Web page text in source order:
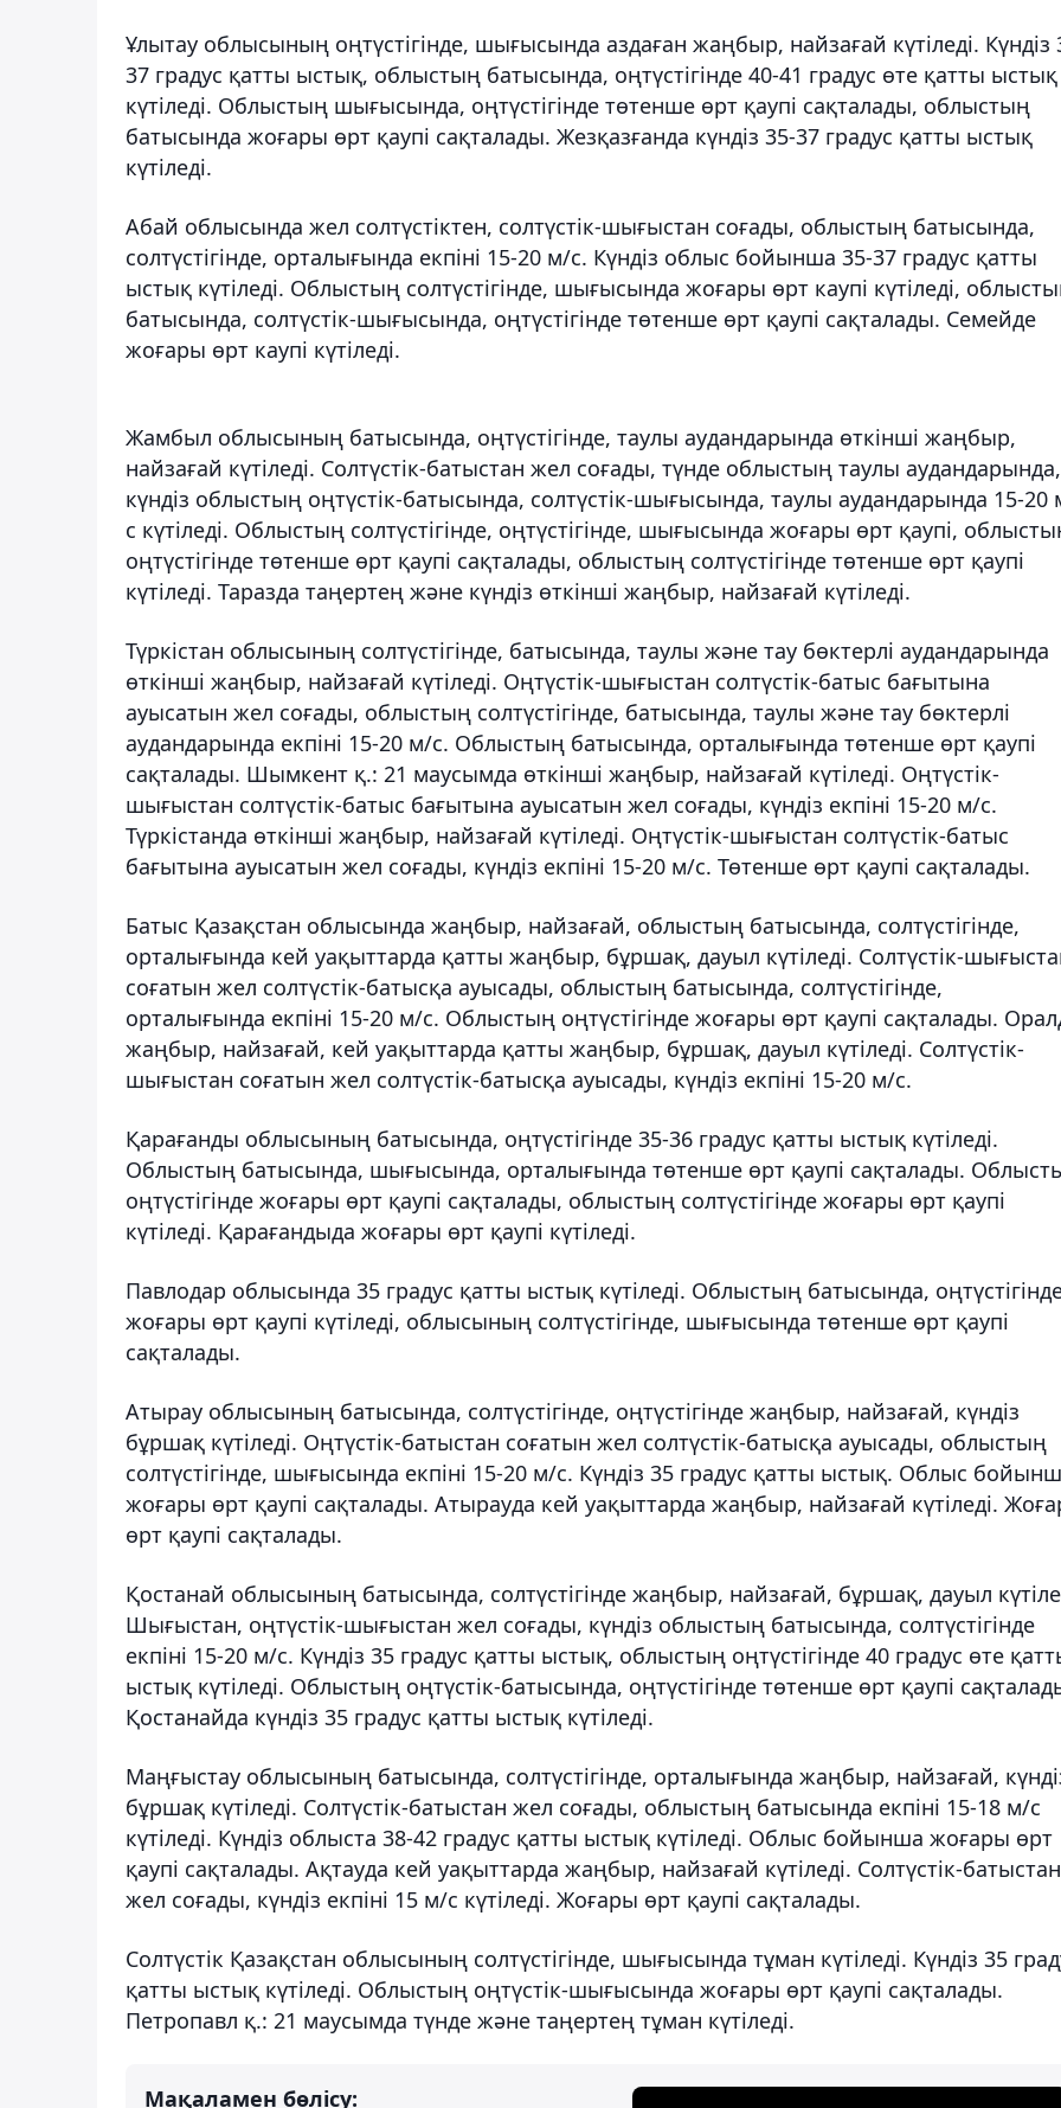
Ұлытау облысының оңтүстігінде, шығысында аздаған жаңбыр, найзағай күтіледі. Күндіз
37 градус қатты ыстық, облыстың батысында, оңтүстігінде 40-41 градус өте қатты ыстық
күтіледі. Облыстың шығысында, оңтүстігінде төтенше өрт қаупі сақталады, облыстың
батысында жоғары өрт қаупі сақталады. Жезқазғанда күндіз 35-37 градус қатты ыстық
күтіледі.
Абай облысында жел солтүстіктен, солтүстік-шығыстан соғады, облыстың батысында,
солтүстігінде, орталығында екпіні 15-20 м/с. Күндіз облыс бойынша 35-37 градус қатты
ыстық күтіледі. Облыстың солтүстігінде, шығысында жоғары өрт каупі күтіледі,
батысында, солтүстік-шығысында, оңтүстігінде төтенше өрт қаупі сақталады. Семейде
жоғары өрт каупі күтіледі.
Жамбыл облысының батысында, оңтүстігінде, таулы аудандарында өткінші жаңбыр,
найзағай күтіледі. Солтүстік-батыстан жел соғады, түнде облыстың таулы аудандарында,
күндіз облыстың оңтүстік-батысында, солтүстік-шығысында, таулы аудандарында 15-20
с күтіледі. Облыстың солтүстігінде, оңтүстігінде, шығысында жоғары өрт қаупі,
оңтүстігінде төтенше өрт қаупі сақталады, облыстың солтүстігінде төтенше өрт қаупі
күтіледі. Таразда таңертең және күндіз өткінші жаңбыр, найзағай күтіледі.
Түркістан облысының солтүстігінде, батысында, таулы және тау бөктерлі аудандарында
өткінші жаңбыр, найзағай күтіледі. Оңтүстік-шығыстан солтүстік-батыс бағытына
ауысатын жел соғады, облыстың солтүстігінде, батысында, таулы және тау бөктерлі
аудандарында екпіні 15-20 м/с. Облыстың батысында, орталығында төтенше өрт қаупі
сақталады. Шымкент қ.: 21 маусымда өткінші жаңбыр, найзағай күтіледі. Оңтүстік-
шығыстан солтүстік-батыс бағытына ауысатын жел соғады, күндіз екпіні 15-20 м/с.
Түркістанда өткінші жаңбыр, найзағай күтіледі. Оңтүстік-шығыстан солтүстік-батыс
бағытына ауысатын жел соғады, күндіз екпіні 15-20 м/с. Төтенше өрт қаупі сақталады.
Батыс Қазақстан облысында жаңбыр, найзағай, облыстың батысында, солтүстігінде,
орталығында кей уақыттарда қатты жаңбыр, бұршақ, дауыл күтіледі. Солтүстік-
соғатын жел солтүстік-батысқа ауысады, облыстың батысында, солтүстігінде,
орталығында екпіні 15-20 м/с. Облыстың оңтүстігінде жоғары өрт қаупі сақталады.
жаңбыр, найзағай, кей уақыттарда қатты жаңбыр, бұршақ, дауыл күтіледі. Солтүстік-
шығыстан соғатын жел солтүстік-батысқа ауысады, күндіз екпіні 15-20 м/с.
Қарағанды облысының батысында, оңтүстігінде 35-36 градус қатты ыстық күтіледі.
Облыстың батысында, шығысында, орталығында төтенше өрт қаупі сақталады.
оңтүстігінде жоғары өрт қаупі сақталады, облыстың солтүстігінде жоғары өрт қаупі
күтіледі. Қарағандыда жоғары өрт қаупі күтіледі.
Павлодар облысында 35 градус қатты ыстық күтіледі. Облыстың батысында,
жоғары өрт қаупі күтіледі, облысының солтүстігінде, шығысында төтенше өрт қаупі
сақталады.
Атырау облысының батысында, солтүстігінде, оңтүстігінде жаңбыр, найзағай, күндіз
бұршақ күтіледі. Оңтүстік-батыстан соғатын жел солтүстік-батысқа ауысады, облыстың
солтүстігінде, шығысында екпіні 15-20 м/с. Күндіз 35 градус қатты ыстық. Облыс
жоғары өрт қаупі сақталады. Атырауда кей уақыттарда жаңбыр, найзағай күтіледі.
өрт қаупі сақталады.
Қостанай облысының батысында, солтүстігінде жаңбыр, найзағай, бұршақ, дауыл
Шығыстан, оңтүстік-шығыстан жел соғады, күндіз облыстың батысында, солтүстігінде
екпіні 15-20 м/с. Күндіз 35 градус қатты ыстық, облыстың оңтүстігінде 40 градус өте
ыстық күтіледі. Облыстың оңтүстік-батысында, оңтүстігінде төтенше өрт қаупі
Қостанайда күндіз 35 градус қатты ыстық күтіледі.
Маңғыстау облысының батысында, солтүстігінде, орталығында жаңбыр, найзағай,
бұршақ күтіледі. Солтүстік-батыстан жел соғады, облыстың батысында екпіні 15-18 м/с
күтіледі. Күндіз облыста 38-42 градус қатты ыстық күтіледі. Облыс бойынша жоғары өрт
қаупі сақталады. Ақтауда кей уақыттарда жаңбыр, найзағай күтіледі. Солтүстік-батыстан
жел соғады, күндіз екпіні 15 м/с күтіледі. Жоғары өрт қаупі сақталады.
Солтүстік Қазақстан облысының солтүстігінде, шығысында тұман күтіледі. Күндіз 35
қатты ыстық күтіледі. Облыстың оңтүстік-шығысында жоғары өрт қаупі сақталады.
Петропавл қ.: 21 маусымда түнде және таңертең тұман күтіледі.
Мақаламен бөлісу: